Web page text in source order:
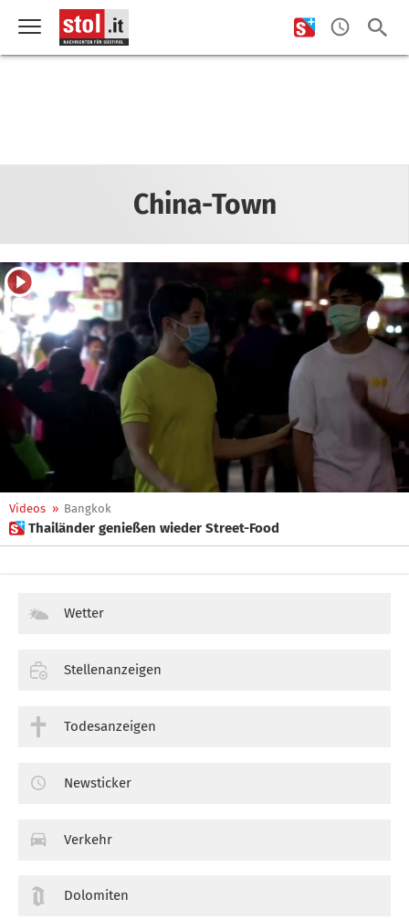
China-Town
Videos » Bangkok
 Thailänder genießen wieder Street-Food
Wetter
Stellenanzeigen
Todesanzeigen
Newsticker
Verkehr
Dolomiten